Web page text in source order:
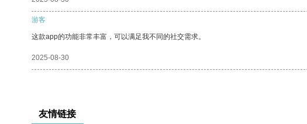
游客
这款app的功能非常丰富，可以满足我不同的社交需求。
2025-08-30
友情链接